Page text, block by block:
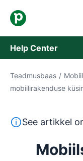
Help Center
Teadmusbaas
Võta ühendust
Teadmusbaas /
mobiilirakenduse
See tekst on
See artikkel